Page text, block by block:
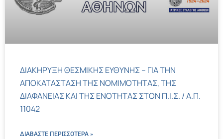
ΔΙΑΚΗΡΥΞΗ ΘΕΣΜΙΚΗΣ ΕΥΘΥΝΗΣ – ΓΙΑ ΤΗΝ
ΑΠΟΚΑΤΑΣΤΑΣΗ ΤΗΣ ΝΟΜΙΜΟΤΗΤΑΣ, ΤΗΣ
ΔΙΑΦΑΝΕΙΑΣ ΚΑΙ ΤΗΣ ΕΝΟΤΗΤΑΣ ΣΤΟΝ Π.Ι.Σ. / Α.Π.
11042
ΔΙΑΒΑΣΤΕ ΠΕΡΙΣΣΌΤΕΡΑ »